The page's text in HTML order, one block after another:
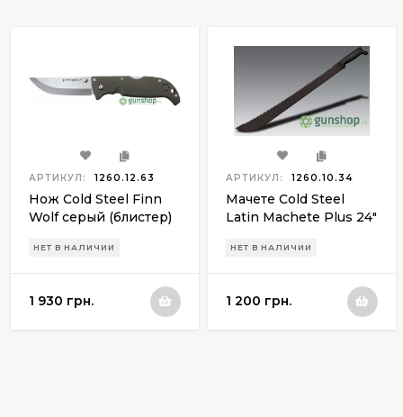
АРТИКУЛ: 1260.12.63
Нож Cold Steel Finn
Wolf серый (блистер)
НЕТ В НАЛИЧИИ
1 930 грн.
АРТИКУЛ: 1260.10.34
Мачете Cold Steel
Latin Machete Plus 24"
НЕТ В НАЛИЧИИ
1 200 грн.